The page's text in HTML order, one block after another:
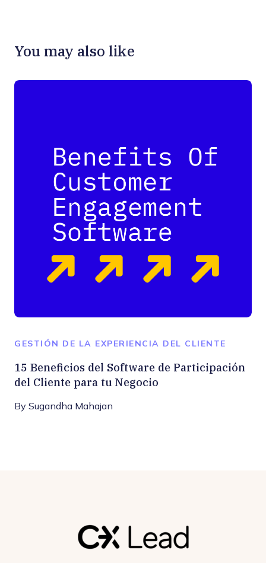
You may also like
GESTIÓN DE LA EXPERIENCIA DEL CLIENTE
15 Beneficios del Software de Participación
del Cliente para tu Negocio
By Sugandha Mahajan